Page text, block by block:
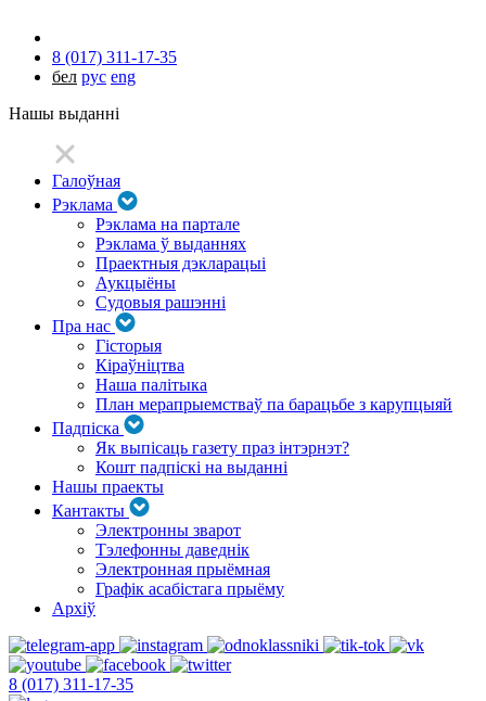
8 (017) 311-17-35
бел рус eng
Нашы выданні
Галоўная
Рэклама
Рэклама на партале
Рэклама ў выданнях
Праектныя дэкларацыі
Аукцыёны
Судовыя рашэнні
Пра нас
Гісторыя
Кіраўніцтва
Наша палітыка
План мерапрыемстваў па барацьбе з карупцыяй
Падпіска
Як выпісаць газету праз інтэрнэт?
Кошт падпіскі на выданні
Нашы праекты
Кантакты
Электронны зварот
Тэлефонны даведнік
Электронная прыёмная
Графік асабістага прыёму
Архіў
8 (017) 311-17-35